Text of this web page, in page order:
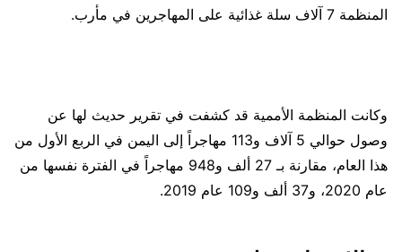
المنظمة 7 آلاف سلة غذائية على المهاجرين في مأرب.
وكانت المنظمة الأممية قد كشفت في تقرير حديث لها عن
وصول حوالي 5 آلاف و113 مهاجراً إلى اليمن في الربع الأول من
هذا العام، مقارنة بـ 27 ألف و948 مهاجراً في الفترة نفسها من
عام 2020، و37 ألف و109 عام 2019.